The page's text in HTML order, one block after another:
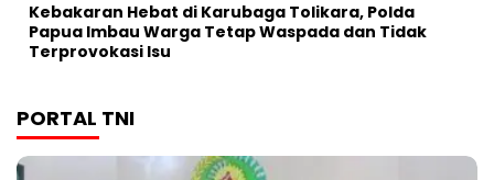
Kebakaran Hebat di Karubaga Tolikara, Polda
Papua Imbau Warga Tetap Waspada dan Tidak
Terprovokasi Isu
PORTAL TNI